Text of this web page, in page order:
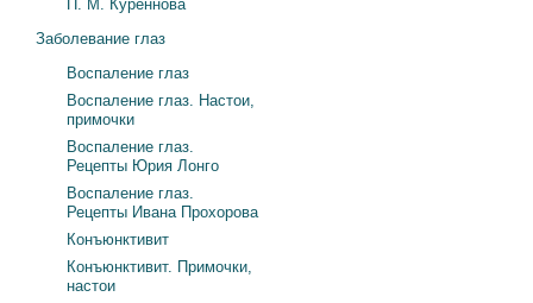
П. М. Куреннова
Заболевание глаз
Воспаление глаз
Воспаление глаз. Настои,
примочки
Воспаление глаз.
Рецепты Юрия Лонго
Воспаление глаз.
Рецепты Ивана Прохорова
Конъюнктивит
Конъюнктивит. Примочки,
настои